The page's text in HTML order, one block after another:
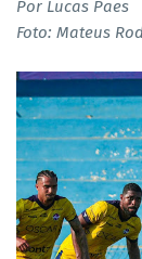
Por Lucas Paes
Foto: Mateus